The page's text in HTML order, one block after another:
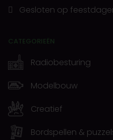
Gesloten op
CATEGORIEËN
Radiobesturing
Modelbouw
Creatief
Bordspellen &